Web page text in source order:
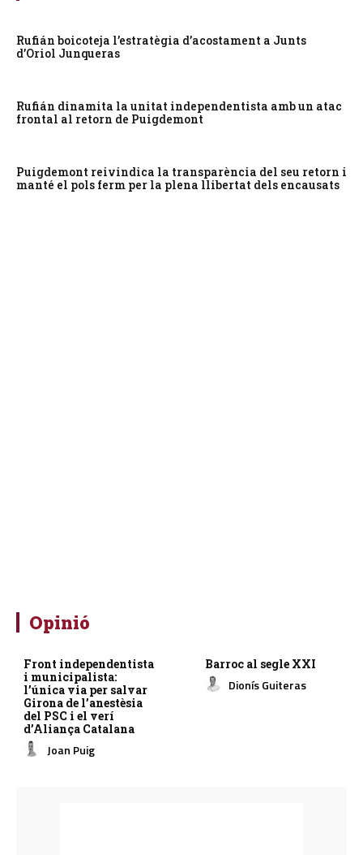
Rufián boicoteja l’estratègia d’acostament a Junts
d’Oriol Junqueras
Rufián dinamita la unitat independentista amb un atac
frontal al retorn de Puigdemont
Puigdemont reivindica la transparència del seu retorn i
manté el pols ferm per la plena llibertat dels encausats
Opinió
Front independentista
i municipalista:
l’única via per salvar
Girona de l’anestèsia
del PSC i el verí
d’Aliança Catalana
Joan Puig
Barroc al segle XXI
Dionís Guiteras